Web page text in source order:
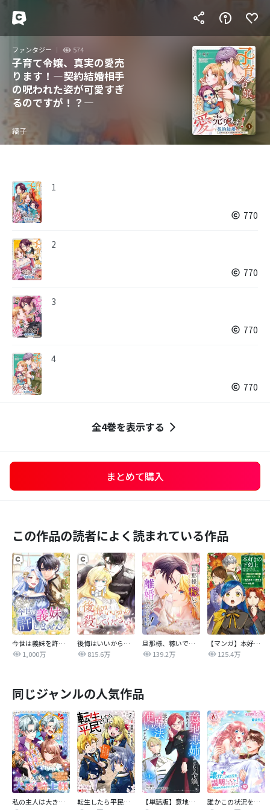
ファンタジー 574
子育て令嬢、真実の愛売
ります！―契約結婚相手
の呪われた姿が可愛すぎ
るのですが！？―
縞子
1
770
2
770
3
770
4
770
全4巻を表示する
まとめて購入
この作品の読者によく読まれている作品
今世は義妹を許しません
1,000万
後悔はいいから殺してください
815.6万
旦那様、稼いで離婚させていただきます！
139.2万
【マンガ】本好きの下剋上 第四部
125.4万
同じジャンルの人気作品
私の主人は大きな犬系騎士様
転生したら平民でした。～生活水準に耐えられないので貴族を目指します～（コミック）
【単話版】意地悪姉と呼ばれた令嬢、実はとても優れた魔法使いでした。@COMIC
誰かこの状況を説明してください！ ～契約から始まるウェディング～